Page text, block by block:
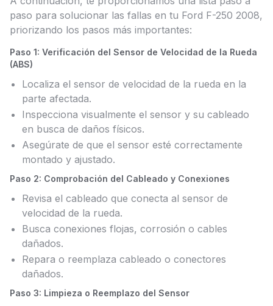
paso para solucionar las fallas en tu Ford F-250 2008,
priorizando los pasos más importantes:
Paso 1: Verificación del Sensor de Velocidad de la Rueda
(ABS)
Localiza el sensor de velocidad de la rueda en la
parte afectada.
Inspecciona visualmente el sensor y su cableado
en busca de daños físicos.
Asegúrate de que el sensor esté correctamente
montado y ajustado.
Paso 2: Comprobación del Cableado y Conexiones
Revisa el cableado que conecta al sensor de
velocidad de la rueda.
Busca conexiones flojas, corrosión o cables
dañados.
Repara o reemplaza cableado o conectores
dañados.
Paso 3: Limpieza o Reemplazo del Sensor